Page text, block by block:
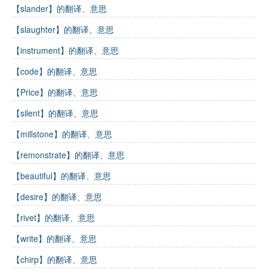
【slander】的翻译、意思
【slaughter】的翻译、意思
【instrument】的翻译、意思
【code】的翻译、意思
【Price】的翻译、意思
【silent】的翻译、意思
【millstone】的翻译、意思
【remonstrate】的翻译、意思
【beautiful】的翻译、意思
【desire】的翻译、意思
【rivet】的翻译、意思
【write】的翻译、意思
【chirp】的翻译、意思